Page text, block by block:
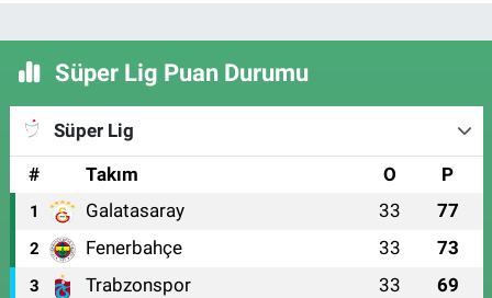
Süper Lig Puan Durumu
Süper Lig
#
Takım O P
1 Galatasaray 33 77
2 Fenerbahçe 33 73
3 Trabzonspor 33 69